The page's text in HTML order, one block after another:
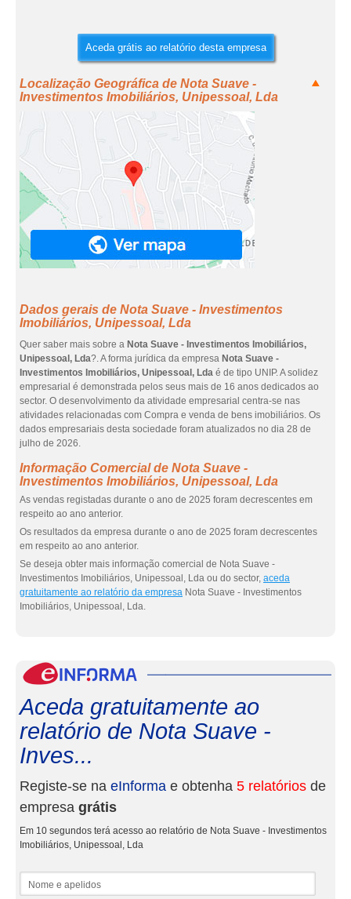
Aceda grátis ao relatório desta empresa
Localização Geográfica de Nota Suave -
Investimentos Imobiliários, Unipessoal, Lda
Dados gerais de Nota Suave - Investimentos
Imobiliários, Unipessoal, Lda
Quer saber mais sobre a Nota Suave - Investimentos Imobiliários,
Unipessoal, Lda?. A forma jurídica da empresa Nota Suave -
Investimentos Imobiliários, Unipessoal, Lda é de tipo UNIP. A solidez
empresarial é demonstrada pelos seus mais de 16 anos dedicados ao
sector. O desenvolvimento da atividade empresarial centra-se nas
atividades relacionadas com Compra e venda de bens imobiliários. Os
dados empresariais desta sociedade foram atualizados no dia 28 de
julho de 2026.
Informação Comercial de Nota Suave -
Investimentos Imobiliários, Unipessoal, Lda
As vendas registadas durante o ano de 2025 foram decrescentes em
respeito ao ano anterior.
Os resultados da empresa durante o ano de 2025 foram decrescentes
em respeito ao ano anterior.
Se deseja obter mais informação comercial de Nota Suave -
Investimentos Imobiliários, Unipessoal, Lda ou do sector, aceda
gratuitamente ao relatório da empresa Nota Suave - Investimentos
Imobiliários, Unipessoal, Lda.
Aceda gratuitamente ao
relatório de Nota Suave -
Inves...
Registe-se na eInforma e obtenha 5 relatórios de
empresa grátis
Em 10 segundos terá acesso ao relatório de Nota Suave - Investimentos
Imobiliários, Unipessoal, Lda